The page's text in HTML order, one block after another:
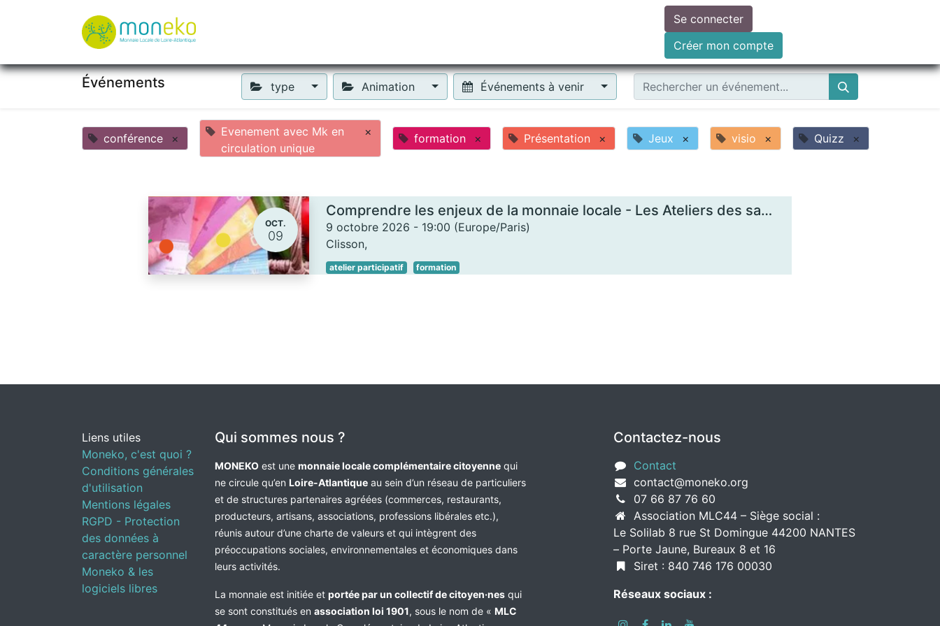
Faire un don
Se connecter
Créer mon compte
Événements type Animation Événements à venir
conférence ×
Evenement avec Mk en
circulation unique
× formation × Présentation × Jeux × visio × Quizz ×
OCT.
09
Comprendre les enjeux de la monnaie locale - Les Ateliers des savoirs
9 octobre 2026 - 19:00 (Europe/Paris)
Clisson,
atelier participatif formation
Liens utiles
Moneko, c'est quoi ?
Conditions générales
d'utilisation
Mentions légales
RGPD - Protection
des données à
caractère personnel
Moneko & les
logiciels libres
Qui sommes nous ?
MONEKO est une monnaie locale complémentaire citoyenne qui
ne circule qu’en Loire-Atlantique au sein d’un réseau de particuliers
et de structures partenaires agréées (commerces, restaurants,
producteurs, artisans, associations, professions libérales etc.),
réunis autour d’une charte de valeurs et qui intègrent des
préoccupations sociales, environnementales et économiques dans
leurs activités.
La monnaie est initiée et portée par un collectif de citoyen·nes qui
se sont constitués en association loi 1901, sous le nom de « MLC
Contactez-nous
Contact
contact@moneko.org
07 66 87 76 60
Association MLC44 – Siège social :
Le Solilab 8 rue St Domingue 44200 NANTES
– Porte Jaune, Bureaux 8 et 16
Siret : 840 746 176 00030
Réseaux sociaux :